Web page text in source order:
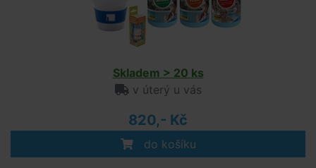
Skladem > 20 ks
v úterý u vás
820,- Kč
do košíku